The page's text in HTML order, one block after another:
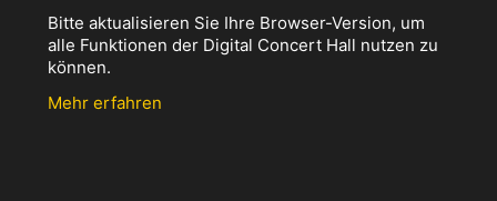
Bitte aktualisieren Sie Ihre Browser-Version, um
alle Funktionen der Digital Concert Hall nutzen zu
können.
Mehr erfahren